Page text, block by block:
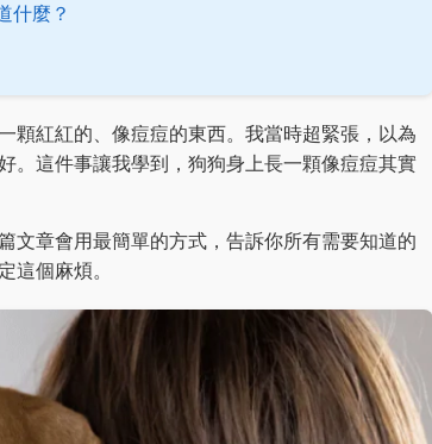
什麼？
顆紅紅的、像痘痘的東西。我當時超緊張，以為
。這件事讓我學到，狗狗身上長一顆像痘痘其實
文章會用最簡單的方式，告訴你所有需要知道的
這個麻煩。